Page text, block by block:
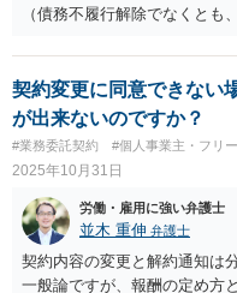
れており、傷病の場合も同
対して、稼働できない状況を
員の手配、契約内容の確認な
です。
（債務不履行解除でなくと
たほうが良いかと思いますの
たほうがよろしいかと存じま
契約変更に同意できない
が出来ないのですか？
#業務委託契約 #個人事業主・フリ
2025年10月31日
労働・雇用に強い弁護士
並木 重伸 弁護士
契約内容の変更と解約通知は
一般論ですが、報酬の定め方